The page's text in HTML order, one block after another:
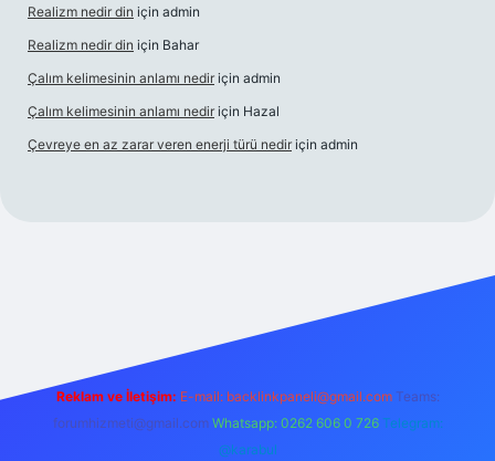
Realizm nedir din için admin
Realizm nedir din için Bahar
Çalım kelimesinin anlamı nedir için admin
Çalım kelimesinin anlamı nedir için Hazal
Çevreye en az zarar veren enerji türü nedir için admin
Reklam ve İletişim: E-mail: backlinkpaneli@gmail.com Teams:
forumhizmeti@gmail.com Whatsapp: 0262 606 0 726 Telegram:
@karabul